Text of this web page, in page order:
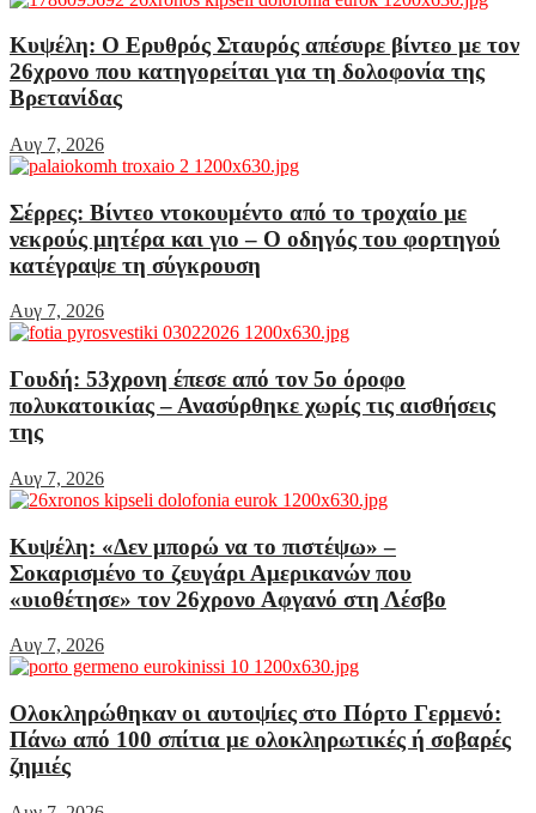
Κυψέλη: Ο Ερυθρός Σταυρός απέσυρε βίντεο με τον
26χρονο που κατηγορείται για τη δολοφονία της
Βρετανίδας
Αυγ 7, 2026
Σέρρες: Βίντεο ντοκουμέντο από το τροχαίο με
νεκρούς μητέρα και γιο – Ο οδηγός του φορτηγού
κατέγραψε τη σύγκρουση
Αυγ 7, 2026
Γουδή: 53χρονη έπεσε από τον 5ο όροφο
πολυκατοικίας – Ανασύρθηκε χωρίς τις αισθήσεις
της
Αυγ 7, 2026
Κυψέλη: «Δεν μπορώ να το πιστέψω» –
Σοκαρισμένο το ζευγάρι Αμερικανών που
«υιοθέτησε» τον 26χρονο Αφγανό στη Λέσβο
Αυγ 7, 2026
Ολοκληρώθηκαν οι αυτοψίες στο Πόρτο Γερμενό:
Πάνω από 100 σπίτια με ολοκληρωτικές ή σοβαρές
ζημιές